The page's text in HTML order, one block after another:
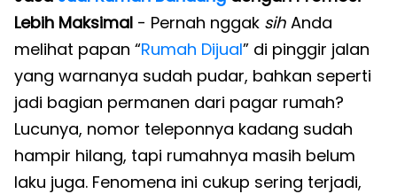
Lebih Maksimal - Pernah nggak sih Anda
melihat papan “Rumah Dijual” di pinggir jalan
yang warnanya sudah pudar, bahkan seperti
jadi bagian permanen dari pagar rumah?
Lucunya, nomor teleponnya kadang sudah
hampir hilang, tapi rumahnya masih belum
laku juga. Fenomena ini cukup sering terjadi,